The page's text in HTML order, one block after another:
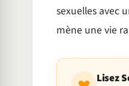
sexuelles avec
mène une vie
Lisez